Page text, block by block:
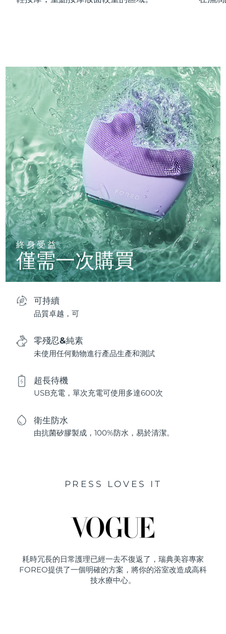
終身受益
僅需一次購買
可持續
品質卓越，可
零殘忍&純素
未使用任何動物進行產品生產和測試
超長待機
USB充電，單次充電可使用多達600次
衛生防水
由抗菌矽膠製成，100%防水，易於清潔。
PRESS LOVES IT
耗時冗長的日常護理已經一去不復返了，瑞典美容專家
FOREO提供了一個明確的方案，將你的浴室改造成高科
技水療中心。